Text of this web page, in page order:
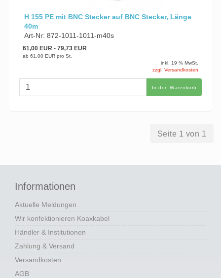
H 155 PE mit BNC Stecker auf BNC Stecker, Länge
40m
Art-Nr: 872-1011-1011-m40s
61,00 EUR- 79,73 EUR
ab 61,00 EUR pro St.
inkl. 19 % MwSt.
zzgl. Versandkosten
In den Warenkorb
Seite 1 von 1
Informationen
Aktuelle Meldungen
Wir konfektionieren Koaxkabel
Händler & Institutionen
Zahlung & Versand
Versandkosten
AGB